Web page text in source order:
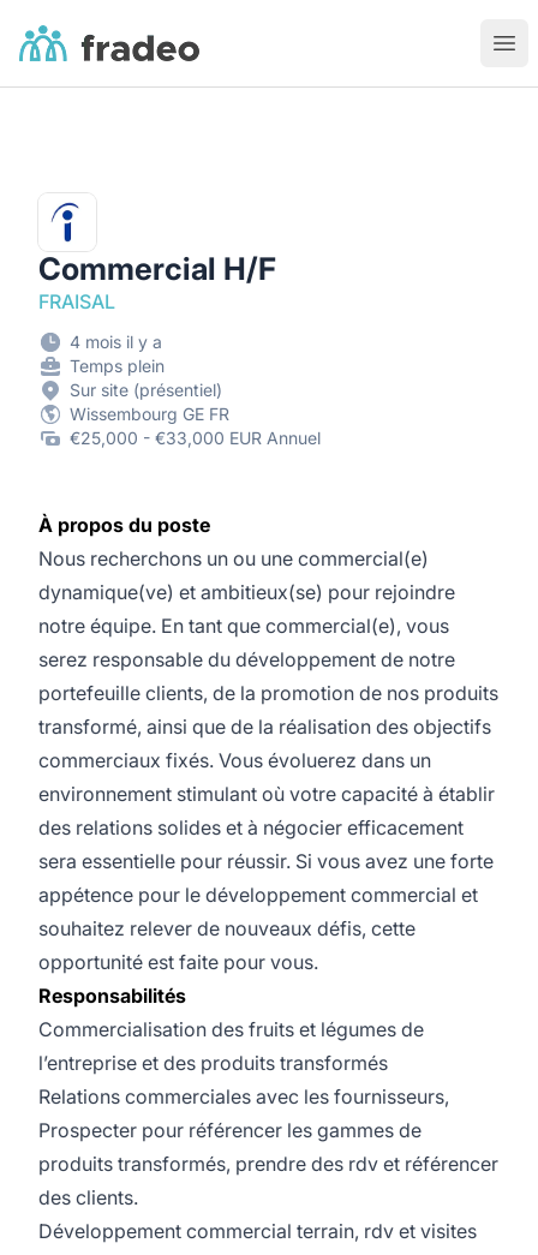
Fradeo
Commercial H/F
FRAISAL
4 mois il y a
Temps plein
Sur site (présentiel)
Wissembourg GE FR
€25,000 - €33,000 EUR Annuel
À propos du poste
Nous recherchons un ou une commercial(e)
dynamique(ve) et ambitieux(se) pour rejoindre
notre équipe. En tant que commercial(e), vous
serez responsable du développement de notre
portefeuille clients, de la promotion de nos produits
transformé, ainsi que de la réalisation des objectifs
commerciaux fixés. Vous évoluerez dans un
environnement stimulant où votre capacité à établir
des relations solides et à négocier efficacement
sera essentielle pour réussir. Si vous avez une forte
appétence pour le développement commercial et
souhaitez relever de nouveaux défis, cette
opportunité est faite pour vous.
Responsabilités
Commercialisation des fruits et légumes de
l’entreprise et des produits transformés
Relations commerciales avec les fournisseurs,
Prospecter pour référencer les gammes de
produits transformés, prendre des rdv et référencer
des clients.
Développement commercial terrain, rdv et visites